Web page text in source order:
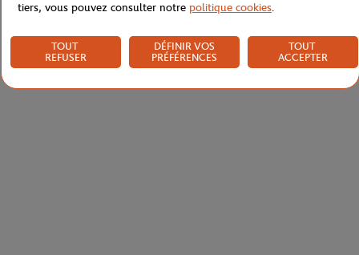
Livraison et retours
tiers, vous pouvez consulter notre politique cookies.
TOUT
REFUSER
DÉFINIR VOS
PRÉFÉRENCES
TOUT
ACCEPTER